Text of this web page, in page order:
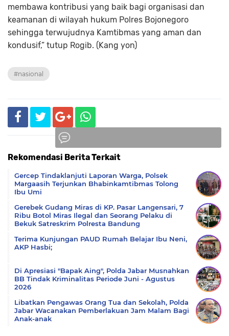
membawa kontribusi yang baik bagi organisasi dan
keamanan di wilayah hukum Polres Bojonegoro
sehingga terwujudnya Kamtibmas yang aman dan
kondusif,” tutup Rogib. (Kang yon)
#nasional
Rekomendasi Berita Terkait
Gercep Tindaklanjuti Laporan Warga, Polsek
Margaasih Terjunkan Bhabinkamtibmas Tolong
Ibu Umi
Gerebek Gudang Miras di KP. Pasar Langensari, 7
Ribu Botol Miras Ilegal dan Seorang Pelaku di
Bekuk Satreskrim Polresta Bandung
Terima Kunjungan PAUD Rumah Belajar Ibu Neni,
AKP Hasbi;
Di Apresiasi "Bapak Aing", Polda Jabar Musnahkan
BB Tindak Kriminalitas Periode Juni - Agustus
2026
Libatkan Pengawas Orang Tua dan Sekolah, Polda
Jabar Wacanakan Pemberlakuan Jam Malam Bagi
Anak-anak